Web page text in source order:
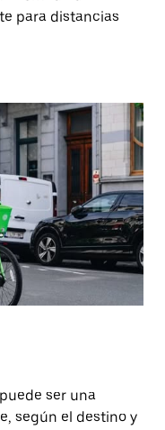
para distancias
ser una
según el destino y